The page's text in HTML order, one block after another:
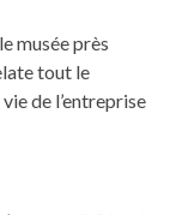
musée près
tout le
de l’entreprise